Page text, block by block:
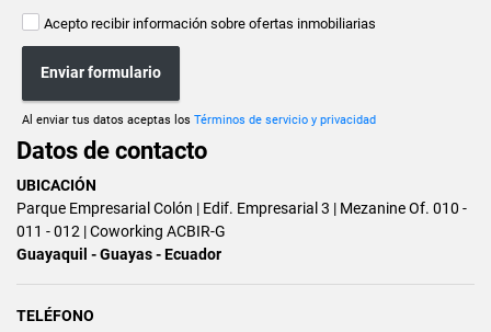
Acepto recibir información sobre ofertas inmobiliarias
Enviar formulario
Al enviar tus datos aceptas los Términos de servicio y privacidad
Datos de contacto
UBICACIÓN
Parque Empresarial Colón | Edif. Empresarial 3 | Mezanine Of. 010 -
011 - 012 | Coworking ACBIR-G
Guayaquil - Guayas - Ecuador
TELÉFONO